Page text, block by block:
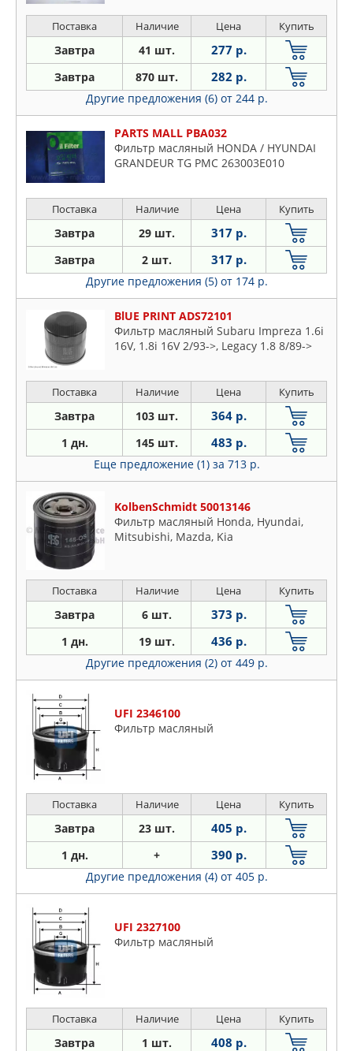
Поставка Наличие Цена Купить
Завтра 41 шт. 277 р.
Завтра 870 шт. 282 р.
Другие предложения (6) от 244 р.
PARTS MALL PBA032
Фильтр масляный HONDA / HYUNDAI
GRANDEUR TG PMC 263003E010
Поставка Наличие Цена Купить
Завтра 29 шт. 317 р.
Завтра 2 шт. 317 р.
Другие предложения (5) от 174 р.
BlUE PRINT ADS72101
Фильтр масляный Subaru Impreza 1.6i
16V, 1.8i 16V 2/93->, Legacy 1.8 8/89->
Поставка Наличие Цена Купить
Завтра 103 шт. 364 р.
1 дн. 145 шт. 483 р.
Еще предложение (1) за 713 р.
KolbenSchmidt 50013146
Фильтр масляный Honda, Hyundai,
Mitsubishi, Mazda, Kia
Поставка Наличие Цена Купить
Завтра 6 шт. 373 р.
1 дн. 19 шт. 436 р.
Другие предложения (2) от 449 р.
UFI 2346100
Фильтр масляный
Поставка Наличие Цена Купить
Завтра 23 шт. 405 р.
1 дн. + 390 р.
Другие предложения (4) от 405 р.
UFI 2327100
Фильтр масляный
Поставка Наличие Цена Купить
Завтра 1 шт. 408 р.